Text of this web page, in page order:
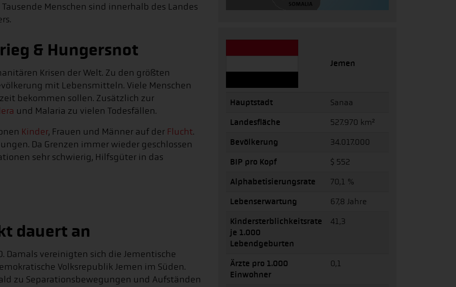
Menschen sind innerhalb des Landes
& Hungersnot
Krisen der Welt. Zu den größten
mit Lebensmitteln. Viele Menschen
bekommen sollen. Zusätzlich zur
und Malaria zu vielen Todesfällen.
Kinder, Frauen und Männer auf der Flucht.
Da Grenzen immer wieder geschlossen
sehr schwierig, Hilfsgüter in das
dauert an
Damals vereinigten sich die Jementische
Volksrepublik Jemen im Süden.
zu Separationsbewegungen und Aufständen
Jemen
Hauptstadt Sanaa
Landesfläche 527.970 km²
Bevölkerung 34.017.000
BIP pro Kopf $ 552
Alphabetisierungsrate 70,1 %
Lebenserwartung 67,8 Jahre
Kindersterblichkeitsrate
je 1.000
Lebendgeburten
41,3
Ärzte pro 1.000
Einwohner
0,1